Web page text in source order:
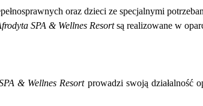
łnosprawnych oraz dzieci ze specjalnymi
SPA & Wellnes Resortsą realizowane w
& Wellnes Resortprowadzi swojądziałalność